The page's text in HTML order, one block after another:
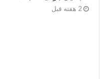
2 هفته قبل